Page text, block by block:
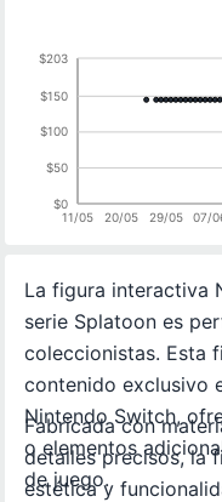
11/05 20/05 29/05 07/
$0
$50
$100
$150
$203
La figura interactiva
serie Splatoon es
coleccionistas. Esta
contenido exclusivo
Nintendo Switch,
o elementos
de juego.
Fabricada con
detalles precisos, la
estética y